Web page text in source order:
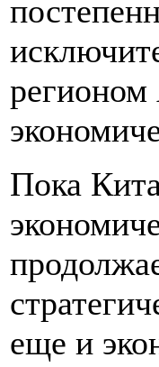
Пока
еще и